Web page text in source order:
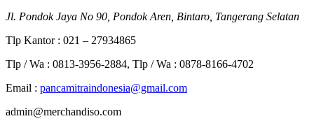
Jl. Pondok Jaya No 90, Pondok Aren, Bintaro, Tangerang Selatan
Tlp Kantor : 021 – 27934865
Tlp / Wa : 0813-3956-2884, Tlp / Wa : 0878-8166-4702
Email : pancamitraindonesia@gmail.com
admin@merchandiso.com